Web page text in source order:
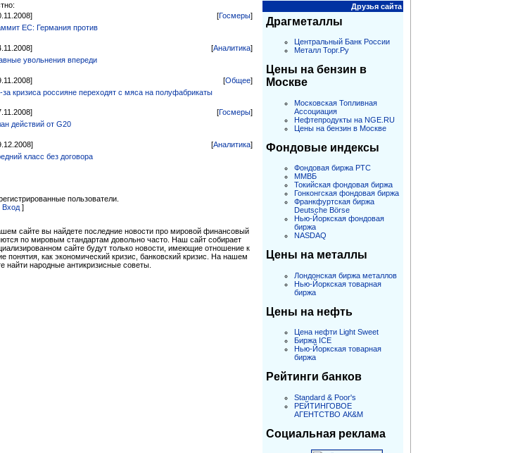
[Госмеры]
ЕС: Германия против
[Аналитика]
увольнения впереди
[Общее]
за кризиса россияне переходят с мяса на полуфабрикаты
[Госмеры]
действий от G20
[Аналитика]
класс без договора
пользователи.
Вход ]
сайте вы найдете последние новости про мировой финансовый
по мировым стандартам довольно часто. Наш сайт собирает
сайте будут только новости, имеющие отношение к
как экономический кризис, банковский кризис. На нашем
народные антикризисные советы.
Друзья сайта
Драгметаллы
Центральный Банк России
Металл Торг.Ру
Цены на бензин в
Москве
Московская Топливная
Ассоциация
Нефтепродукты на NGE.RU
Цены на бензин в Москве
Фондовые индексы
Фондовая биржа РТС
ММВБ
Токийская фондовая биржа
Гонконгская фондовая биржа
Франкфуртская биржа
Deutsche Börse
Нью-Йоркская фондовая
биржа
NASDAQ
Цены на металлы
Лондонская биржа металлов
Нью-Йоркская товарная
биржа
Цены на нефть
Цена нефти Light Sweet
Биржа ICE
Нью-Йоркская товарная
биржа
Рейтинги банков
Standard & Poor's
РЕЙТИНГОВОЕ
АГЕНТСТВО АК&M
Социальная реклама